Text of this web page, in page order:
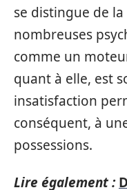
se distingue de
nombreuses
comme un
quant à elle, est
insatisfaction
conséquent, à
possessions.
Lire également :